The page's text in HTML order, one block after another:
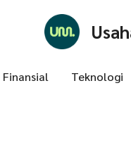
Finansial Teknologi